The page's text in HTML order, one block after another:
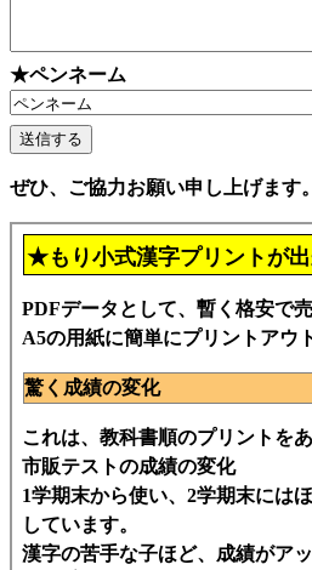
★ペンネーム
ぜひ、ご協力お願い申し上げます。